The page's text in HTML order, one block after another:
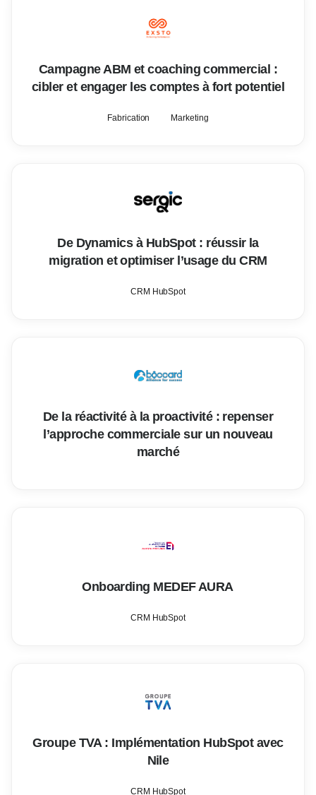
Campagne ABM et coaching commercial :
cibler et engager les comptes à fort potentiel
Fabrication Marketing
De Dynamics à HubSpot : réussir la
migration et optimiser l’usage du CRM
CRM HubSpot
De la réactivité à la proactivité : repenser
l’approche commerciale sur un nouveau
marché
Onboarding MEDEF AURA
CRM HubSpot
Groupe TVA : Implémentation HubSpot avec
Nile
CRM HubSpot